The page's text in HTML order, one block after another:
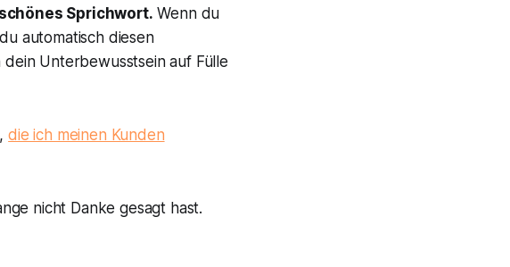
Sprichwort. Wenn du
automatisch diesen
dein Unterbewusstsein auf Fülle
die ich meinen Kunden
nicht Danke gesagt hast.